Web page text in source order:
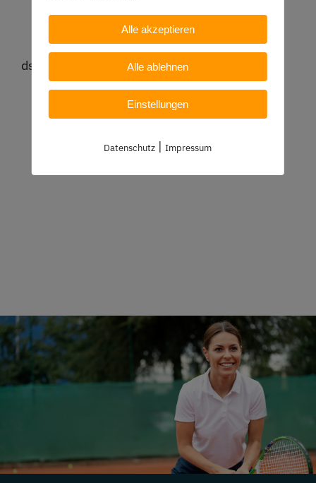
Weitere Info & Registration:
dsreuter@web.de , Tel: 0174/9728379
Alle akzeptieren
Alle ablehnen
Einstellungen
Datenschutz |Impressum